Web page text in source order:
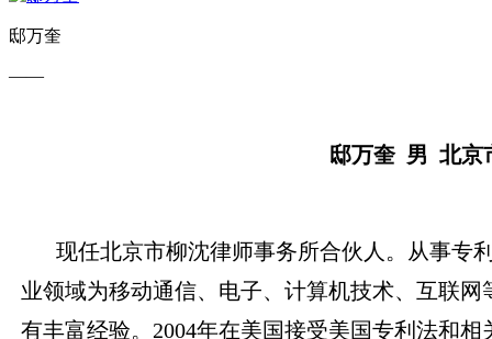
邸万奎
——
邸万奎 男 北京
现任北京市柳沈律师事务所合伙人。从事专
业领域为移动通信、电子、计算机技术、互联
有丰富经验。2004年在美国接受美国专利法和